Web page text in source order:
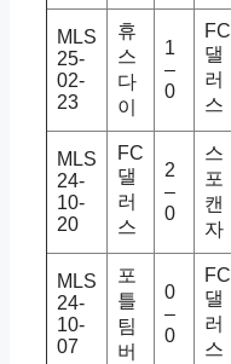
MLS
25-
02-
23
휴
스
다
이
1
–
0
FC
댈
러
스
MLS
24-
10-
20
FC
댈
러
스
2
–
0
스
포
캔
자
MLS
24-
10-
07
포
틀
팀
버
0
–
0
FC
댈
러
스